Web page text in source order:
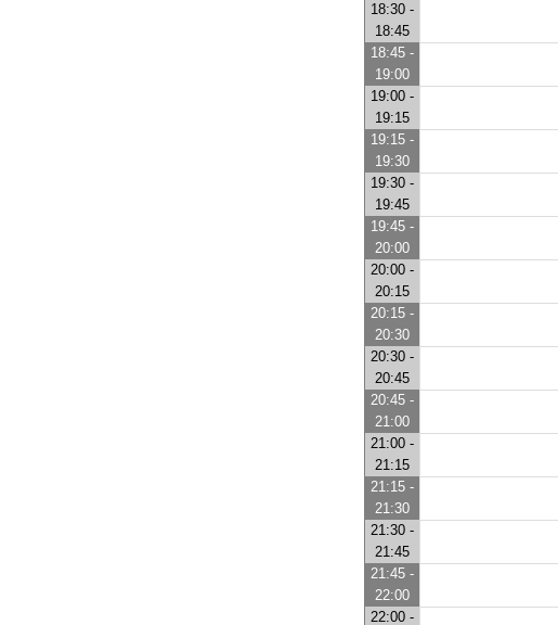
18:30 -
18:45
18:45 -
19:00
19:00 -
19:15
19:15 -
19:30
19:30 -
19:45
19:45 -
20:00
20:00 -
20:15
20:15 -
20:30
20:30 -
20:45
20:45 -
21:00
21:00 -
21:15
21:15 -
21:30
21:30 -
21:45
21:45 -
22:00
22:00 -